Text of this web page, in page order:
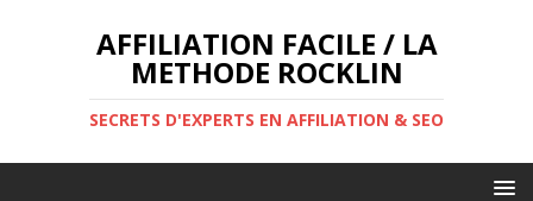
AFFILIATION FACILE / LA
METHODE ROCKLIN
SECRETS D'EXPERTS EN AFFILIATION & SEO